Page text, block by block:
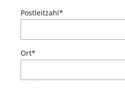
Postleitzahl*
Ort*